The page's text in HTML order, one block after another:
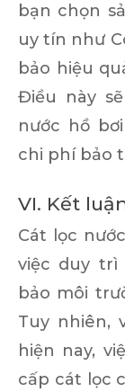
bạn chọn
uy tín như
bảo hiệu
Điều này
nước hồ
chi phí bảo
VI. Kết
Cát lọc
việc duy trì
bảo môi
Tuy nhiên,
hiện nay,
cấp cát lọc